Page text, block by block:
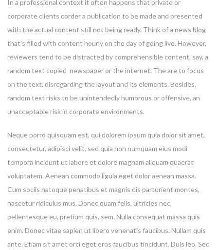
In a professional context it often happens that private or
corporate clients corder a publication to be made and presented
with the actual content still not being ready. Think of a news blog
that’s filled with content hourly on the day of going live. However,
reviewers tend to be distracted by comprehensible content, say, a
random text copied newspaper or the internet. The are to focus
on the text, disregarding the layout and its elements. Besides,
random text risks to be unintendedly humorous or offensive, an
unacceptable risk in corporate environments.
Neque porro quisquam est, qui dolorem ipsum quia dolor sit amet,
consectetur, adipisci velit, sed quia non numquam eius modi
tempora incidunt ut labore et dolore magnam aliquam quaerat
voluptatem. Aenean commodo ligula eget dolor aenean massa.
Cum sociis natoque penatibus et magnis dis parturient montes,
nascetur ridiculus mus. Donec quam felis, ultricies nec,
pellentesque eu, pretium quis, sem. Nulla consequat massa quis
enim. Donec vitae sapien ut libero venenatis faucibus. Nullam quis
ante. Etiam sit amet orci eget eros faucibus tincidunt. Duis leo. Sed